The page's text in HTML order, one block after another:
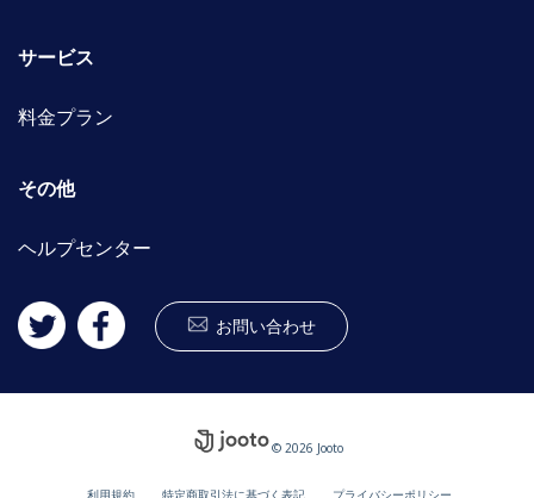
サービス
料金プラン
その他
ヘルプセンター
お問い合わせ
© 2026 Jooto
利用規約 特定商取引法に基づく表記 プライバシーポリシー